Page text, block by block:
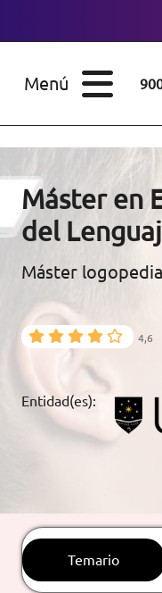
Menú
CONOCE
BECAS Y
RECURSOS
EDUCATIVOS
ARTÍCULOS
CONTACTO
Máster en
del
Máster
4,6
Entidad(es):
Temario